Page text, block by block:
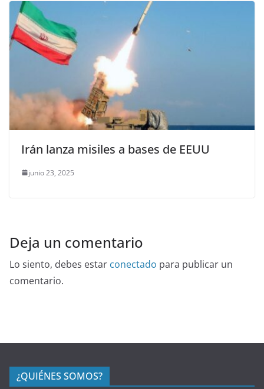
Irán lanza misiles a bases de EEUU
junio 23, 2025
Deja un comentario
Lo siento, debes estar conectado para publicar un
comentario.
¿QUIÉNES SOMOS?